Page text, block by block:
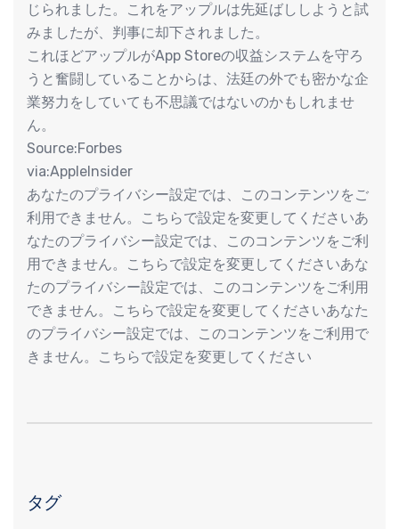
じられました。これをアップルは先延ばししようと試
みましたが、判事に却下されました。
これほどアップルがApp Storeの収益システムを守ろ
うと奮闘していることからは、法廷の外でも密かな企
業努力をしていても不思議ではないのかもしれませ
ん。
Source:Forbes
via:AppleInsider
あなたのプライバシー設定では、このコンテンツをご
利用できません。こちらで設定を変更してくださいあ
なたのプライバシー設定では、このコンテンツをご利
用できません。こちらで設定を変更してくださいあな
たのプライバシー設定では、このコンテンツをご利用
できません。こちらで設定を変更してくださいあなた
のプライバシー設定では、このコンテンツをご利用で
きません。こちらで設定を変更してください
タグ